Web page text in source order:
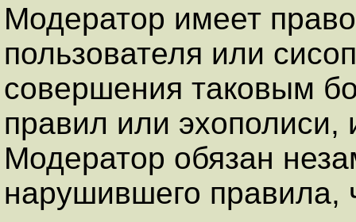
Модератор имеет
пользователя или
совершения таковым
правил или
Модератор обязан
нарушившего правила,